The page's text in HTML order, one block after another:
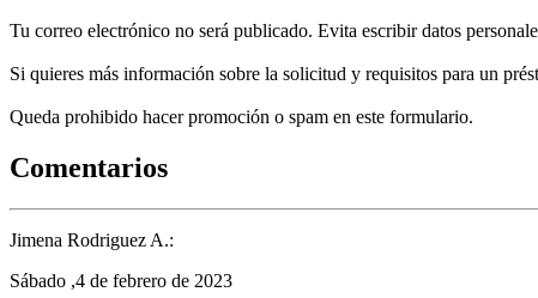
Tu correo electrónico no será publicado. Evita escribir datos
Si quieres más información sobre la solicitud y requisitos para un
Queda prohibido hacer promoción o spam en este formulario.
Comentarios
Jimena Rodriguez A.:
Sábado ,4 de febrero de 2023